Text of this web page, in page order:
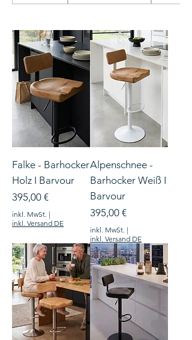
Falke - Barhocker
Holz I Barvour
Preis
395,00 €
inkl. MwSt. |
inkl. Versand DE
Alpenschnee -
Barhocker Weiß I
Barvour
Preis
395,00 €
inkl. MwSt. |
inkl. Versand DE